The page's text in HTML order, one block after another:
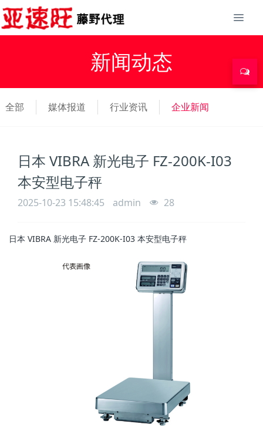
新闻动态
全部 媒体报道 行业资讯 企业新闻
日本 VIBRA 新光电子 FZ-200K-I03
本安型电子秤
2025-10-23 15:48:45 admin 28
日本 VIBRA 新光电子 FZ-200K-I03 本安型电子秤